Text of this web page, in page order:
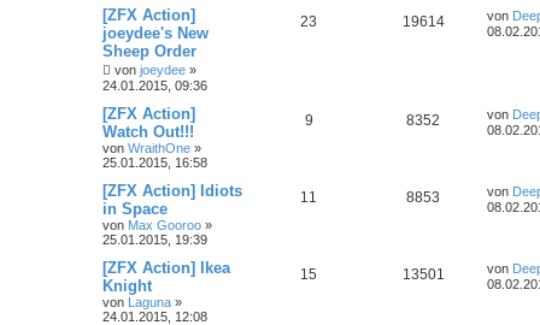
[ZFX Action]
joeydee's New
Sheep Order
von joeydee »
24.01.2015, 09:36
23 19614 von
[ZFX Action]
Watch Out!!!
von WraithOne »
25.01.2015, 16:58
9 8352 von
[ZFX Action] Idiots
in Space
von Max Gooroo »
25.01.2015, 19:39
11 8853 von
[ZFX Action] Ikea
Knight
von Laguna »
24.01.2015, 12:08
15 13501 von